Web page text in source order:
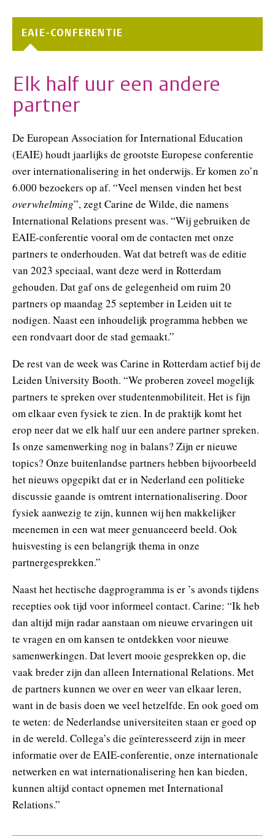
EAIE-CONFERENTIE
Elk half uur een andere
partner
De European Association for International Education
(EAIE) houdt jaarlijks de grootste Europese conferentie
over internationalisering in het onderwijs. Er komen zo’n
6.000 bezoekers op af. “Veel mensen vinden het best
overwhelming”, zegt Carine de Wilde, die namens
International Relations present was. “Wij gebruiken de
EAIE-conferentie vooral om de contacten met onze
partners te onderhouden. Wat dat betreft was de editie
van 2023 speciaal, want deze werd in Rotterdam
gehouden. Dat gaf ons de gelegenheid om ruim 20
partners op maandag 25 september in Leiden uit te
nodigen. Naast een inhoudelijk programma hebben we
een rondvaart door de stad gemaakt.”
De rest van de week was Carine in Rotterdam actief bij de
Leiden University Booth. “We proberen zoveel mogelijk
partners te spreken over studentenmobiliteit. Het is fijn
om elkaar even fysiek te zien. In de praktijk komt het
erop neer dat we elk half uur een andere partner spreken.
Is onze samenwerking nog in balans? Zijn er nieuwe
topics? Onze buitenlandse partners hebben bijvoorbeeld
het nieuws opgepikt dat er in Nederland een politieke
discussie gaande is omtrent internationalisering. Door
fysiek aanwezig te zijn, kunnen wij hen makkelijker
meenemen in een wat meer genuanceerd beeld. Ook
huisvesting is een belangrijk thema in onze
partnergesprekken.”
Naast het hectische dagprogramma is er ’s avonds tijdens
recepties ook tijd voor informeel contact. Carine: “Ik heb
dan altijd mijn radar aanstaan om nieuwe ervaringen uit
te vragen en om kansen te ontdekken voor nieuwe
samenwerkingen. Dat levert mooie gesprekken op, die
vaak breder zijn dan alleen International Relations. Met
de partners kunnen we over en weer van elkaar leren,
want in de basis doen we veel hetzelfde. En ook goed om
te weten: de Nederlandse universiteiten staan er goed op
in de wereld. Collega’s die geïnteresseerd zijn in meer
informatie over de EAIE-conferentie, onze internationale
netwerken en wat internationalisering hen kan bieden,
kunnen altijd contact opnemen met International
Relations.”